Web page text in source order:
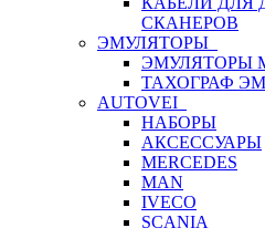
СКАНЕРОВ
ЭМУЛЯТОРЫ
ЭМУЛЯТОРЫ
ТАХОГРАФ
AUTOVEI
НАБОРЫ
АКСЕССУАРЫ
MERCEDES
MAN
IVECO
SCANIA